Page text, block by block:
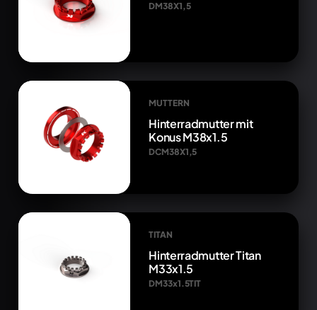
DM38X1,5
MUTTERN
Hinterradmutter mit
Konus M38x1.5
DCM38X1,5
TITAN
Hinterradmutter Titan
M33x1.5
DM33x1.5TIT